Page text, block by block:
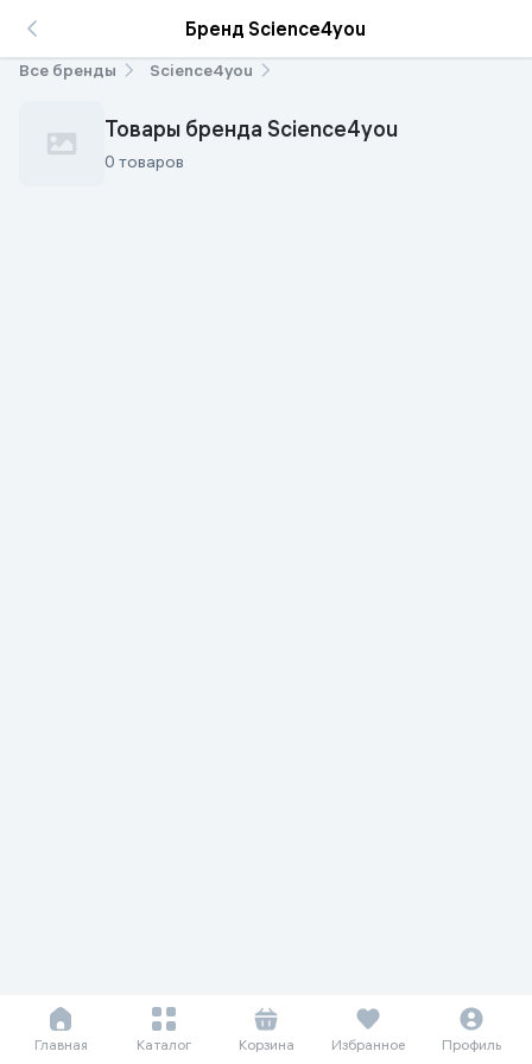
Бренд Science4you
Все бренды Science4you
Товары бренда Science4you
0 товаров
Главная Каталог Корзина Избранное Профиль